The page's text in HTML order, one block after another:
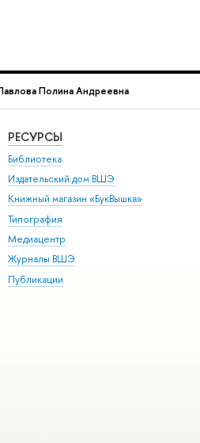
Полина Андреевна
РЕСУРСЫ
Библиотека
Издательский дом ВШЭ
Книжный магазин «БукВышка»
Типография
Медиацентр
Журналы ВШЭ
Публикации